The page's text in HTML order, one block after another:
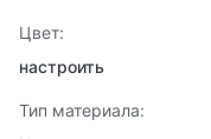
Цвет:
настроить
Тип материала: